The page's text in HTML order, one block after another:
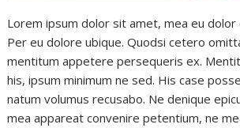
Lorem ipsum dolor sit amet, mea eu dolor
Per eu dolore ubique. Quodsi cetero
mentitum appetere persequeris ex.
his, ipsum minimum ne sed. His case
natum volumus recusabo. Ne denique
mea appareat convenire petentium, ne